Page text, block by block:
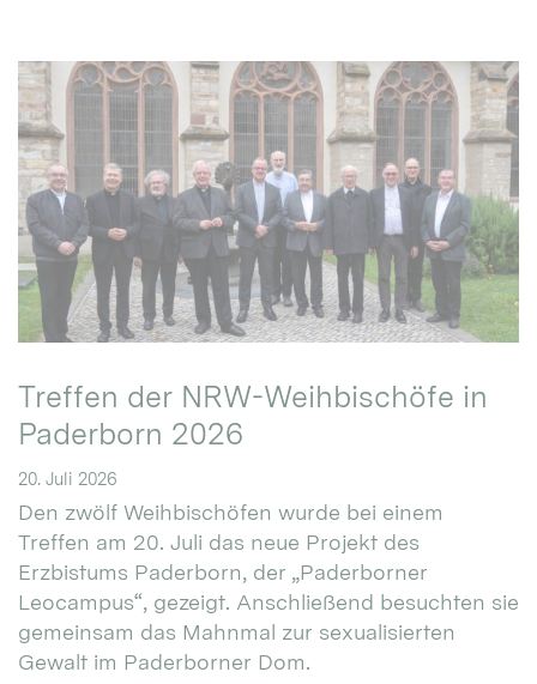
Treffen der NRW-Weihbischöfe in
Paderborn 2026
20. Juli 2026
Den zwölf Weihbischöfen wurde bei einem
Treffen am 20. Juli das neue Projekt des
Erzbistums Paderborn, der „Paderborner
Leocampus“, gezeigt. Anschließend besuchten sie
gemeinsam das Mahnmal zur sexualisierten
Gewalt im Paderborner Dom.